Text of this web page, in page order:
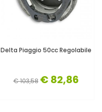
Delta Piaggio 50cc Regolabile
€ 103,58 € 82,86